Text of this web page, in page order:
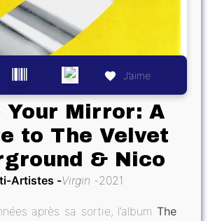
J’aime
Your Mirror: A
to The Velvet
& Nico
Artistes Virgin 2021
après sa sortie, l’album The